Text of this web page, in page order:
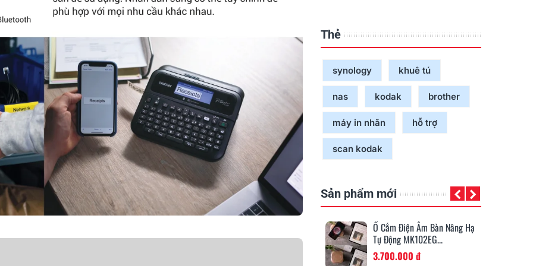
Thẻ
synology khuê tú
nas kodak brother
máy in nhãn hỗ trợ
scan kodak
Sản phẩm mới
Tự Động MK102EG...
Băng Mực Trắng (White
Ribbon), 14.2mm X 70m...
450.000 đ